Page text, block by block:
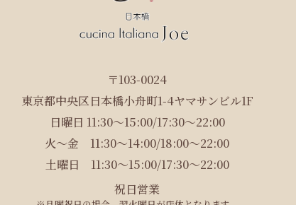
〒103-0024
東京都中央区日本橋小舟町1-4ヤマサンビル1F
日曜日 11:30～15:00/17:30～22:00
火〜金 11:30～14:00/18:00～22:00
土曜日 11:30～15:00/17:30～22:00
祝日営業